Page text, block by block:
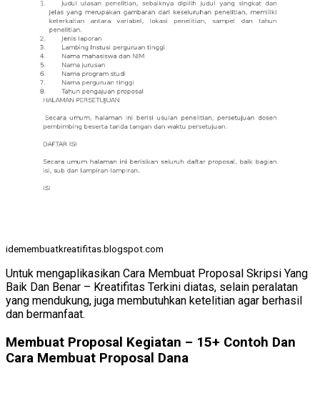
idemembuatkreatifitas.blogspot.com
Untuk mengaplikasikan Cara Membuat Proposal Skripsi Yang
Baik Dan Benar – Kreatifitas Terkini diatas, selain peralatan
yang mendukung, juga membutuhkan ketelitian agar berhasil
dan bermanfaat.
Membuat Proposal Kegiatan – 15+ Contoh Dan
Cara Membuat Proposal Dana